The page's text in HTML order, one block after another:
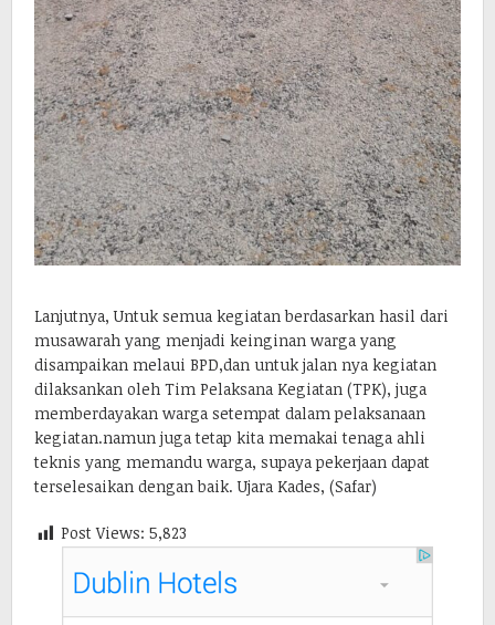
Lanjutnya, Untuk semua kegiatan berdasarkan hasil dari
musawarah yang menjadi keinginan warga yang
disampaikan melaui BPD,dan untuk jalan nya kegiatan
dilaksankan oleh Tim Pelaksana Kegiatan (TPK), juga
memberdayakan warga setempat dalam pelaksanaan
kegiatan.namun juga tetap kita memakai tenaga ahli
teknis yang memandu warga, supaya pekerjaan dapat
terselesaikan dengan baik. Ujara Kades, (Safar)
Post Views: 5,823